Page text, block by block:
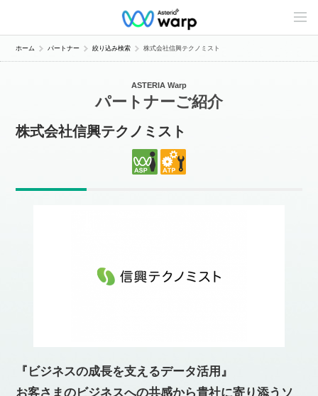
C
n
e
ホーム パートナー 絞り込み検索 株式会社信興テクノミスト
ASTERIA Warp
パートナーご紹介
株式会社信興テクノミスト
『ビジネスの成長を支えるデータ活用』
お客さまのビジネスへの共感から貴社に寄り添うソ